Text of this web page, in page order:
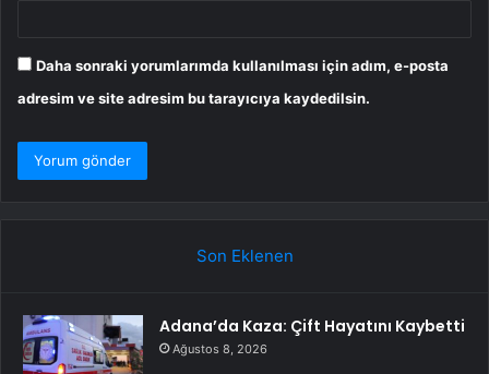
Daha sonraki yorumlarımda kullanılması için adım, e-posta
adresim ve site adresim bu tarayıcıya kaydedilsin.
Son Eklenen
Adana’da Kaza: Çift Hayatını Kaybetti
Ağustos 8, 2026